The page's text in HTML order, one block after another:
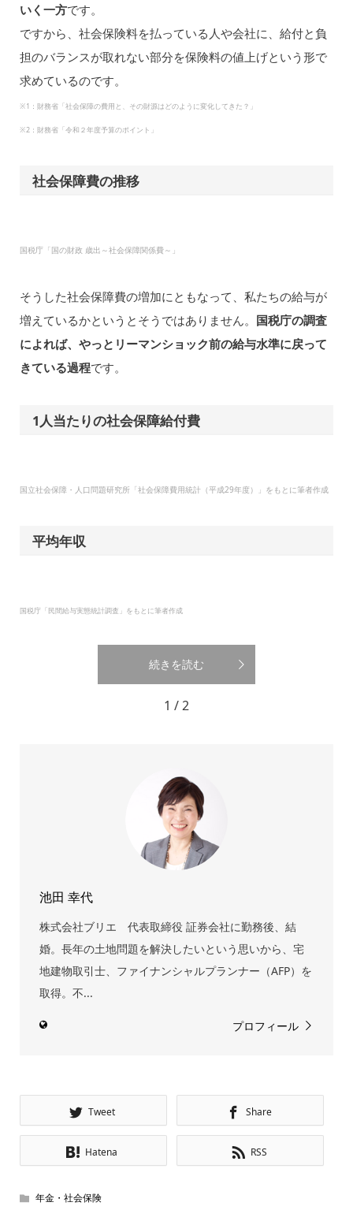
いく一方です。
ですから、社会保険料を払っている人や会社に、給付と負
担のバランスが取れない部分を保険料の値上げという形で
求めているのです。
※1：財務省「社会保障の費用と、その財源はどのように変化してきた？」
※2：財務省「令和２年度予算のポイント」
社会保障費の推移
国税庁「国の財政 歳出～社会保障関係費～」
そうした社会保障費の増加にともなって、私たちの給与が
増えているかというとそうではありません。 国税庁の調査
によれば、やっとリーマンショック前の給与水準に戻って
きている過程です。
1人当たりの社会保障給付費
国立社会保障・人口問題研究所「社会保障費用統計（平成29年度）」をもとに筆者作成
平均年収
国税庁「民間給与実態統計調査」をもとに筆者作成
続きを読む
1 / 2
池田 幸代
株式会社ブリエ 代表取締役 証券会社に勤務後、結
婚。長年の土地問題を解決したいという思いから、宅
地建物取引士、ファイナンシャルプランナー（AFP）を
取得。不...
プロフィール
Tweet Share
Hatena RSS
年金・社会保険